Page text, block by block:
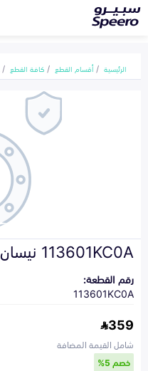
الرئيسية أقسام القطع كافة القطع
113601KC0A نيسان 2000
رقم القطعة:
113601KC0A
359
شامل القيمة المضافة
خصم 5%